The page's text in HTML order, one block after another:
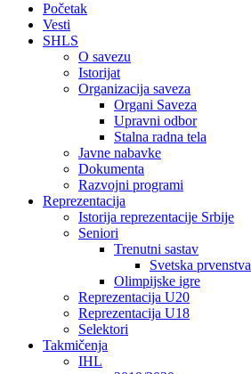
Početak
Vesti
SHLS
O savezu
Istorijat
Organizacija saveza
Organi Saveza
Upravni odbor
Stalna radna tela
Javne nabavke
Dokumenta
Razvojni programi
Reprezentacija
Istorija reprezentacije Srbije
Seniori
Trenutni sastav
Svetska prvenstva
Olimpijske igre
Reprezentacija U20
Reprezentacija U18
Selektori
Takmičenja
IHL